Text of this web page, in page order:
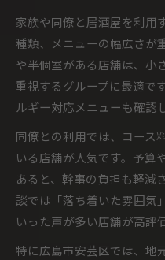
家族や同僚と居酒屋を利用
種類、メニューの幅広さが
や半個室がある店舗は、小
重視するグループに最適で
ルギー対応メニューも確認
同僚との利用では、コース
いる店舗が人気です。予算
あると、幹事の負担も軽減
談では「落ち着いた雰囲気
いった声が多い店舗が高評
特に広島市安芸区では、地